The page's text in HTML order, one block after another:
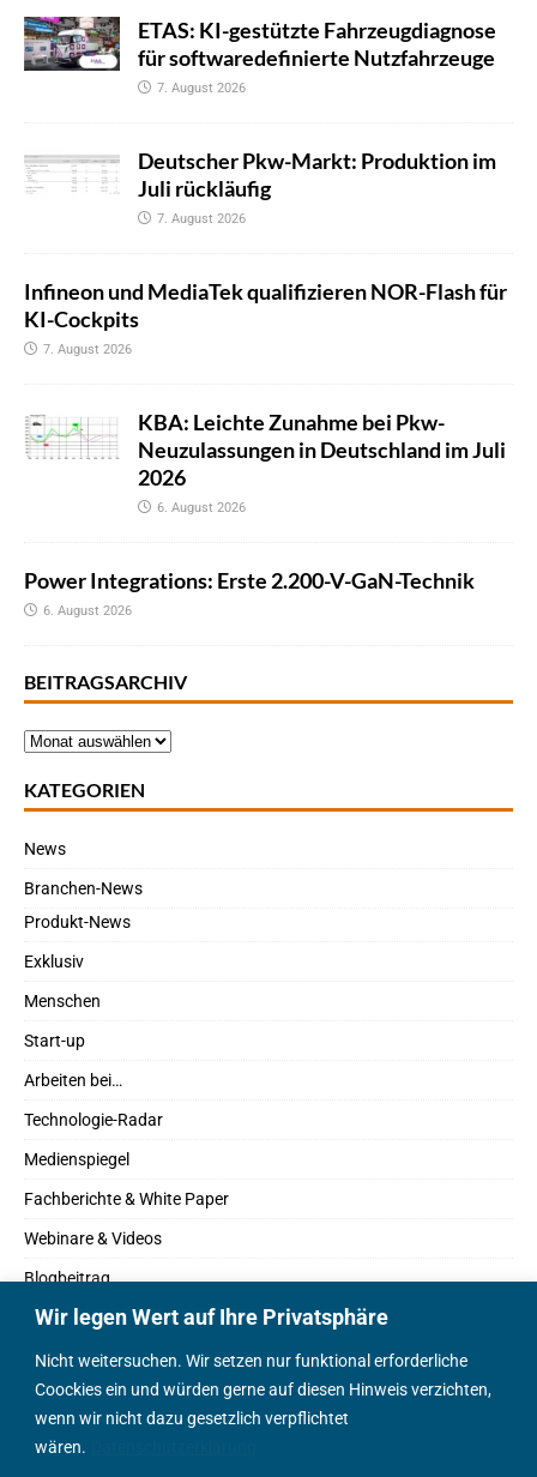
Wir legen Wert auf Ihre Privatsphäre
Nicht weitersuchen. Wir setzen nur funktional erforderliche
Coockies ein und würden gerne auf diesen Hinweis verzichten,
wenn wir nicht dazu gesetzlich verpflichtet
wären.
ETAS: KI-gestützte Fahrzeugdiagnose
für softwaredefinierte Nutzfahrzeuge
7. August 2026
Deutscher Pkw-Markt: Produktion im
Juli rückläufig
7. August 2026
Infineon und MediaTek qualifizieren NOR-Flash für
KI-Cockpits
7. August 2026
KBA: Leichte Zunahme bei Pkw-
Neuzulassungen in Deutschland im Juli
2026
6. August 2026
Power Integrations: Erste 2.200-V-GaN-Technik
6. August 2026
BEITRAGSARCHIV
KATEGORIEN
News
Branchen-News
Produkt-News
Exklusiv
Menschen
Start-up
Arbeiten bei…
Technologie-Radar
Medienspiegel
Fachberichte & White Paper
Webinare & Videos
Blogbeitrag
Fachbücher
Marktreport
Podcasts
Positionspapier